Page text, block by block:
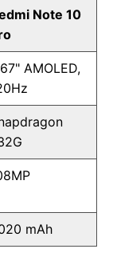
Note 10
AMOLED,
mAh